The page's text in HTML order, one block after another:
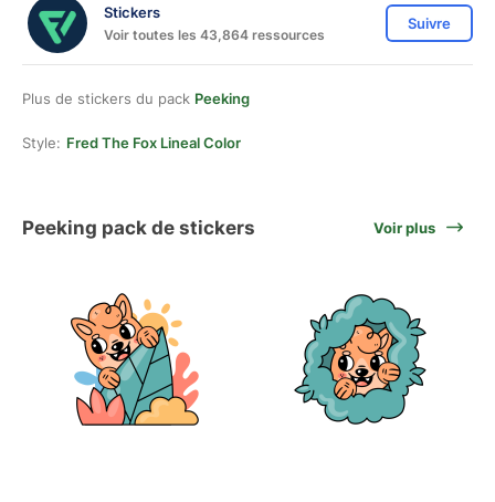
Stickers
Voir toutes les 43,864 ressources
Suivre
Plus de stickers du pack Peeking
Style: Fred The Fox Lineal Color
Peeking pack de stickers Voir plus